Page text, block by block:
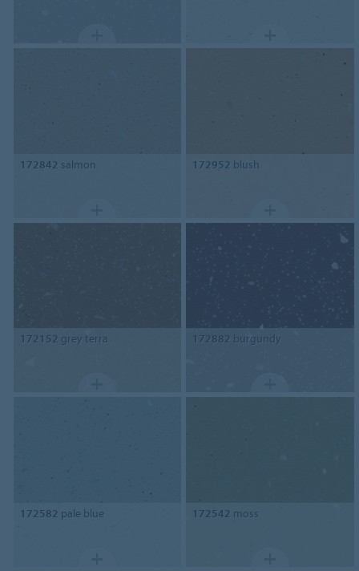
172842 salmon 172952 blush
172152 grey terra 172882 burgundy
172582 pale blue 172542 moss